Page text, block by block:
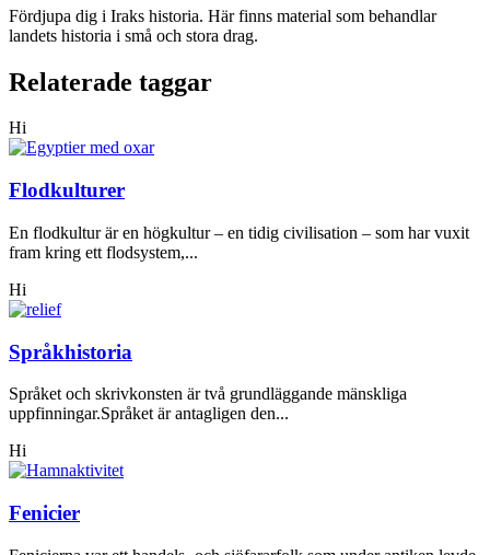
Fördjupa dig i Iraks historia. Här finns material som behandlar
landets historia i små och stora drag.
Relaterade taggar
Hi
Flodkulturer
En flodkultur är en högkultur – en tidig civilisation – som har vuxit
fram kring ett flodsystem,...
Hi
Språkhistoria
Språket och skrivkonsten är två grundläggande mänskliga
uppfinningar.Språket är antagligen den...
Hi
Fenicier